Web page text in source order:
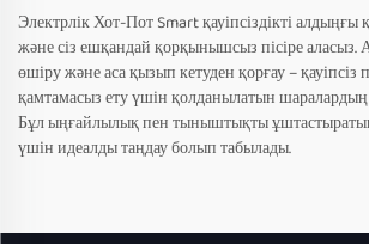
Электрлік Хот-Пот Smart қауіпсіздікті алдыңғы
және сіз ешқандай қорқынышсыз пісіре аласыз.
өшіру және аса қызып кетуден қорғау – қауіпсіз
қамтамасыз ету үшін қолданылатын шаралардың
Бұл ыңғайлылық пен тыныштықты
үшін идеалды таңдау болып табылады.